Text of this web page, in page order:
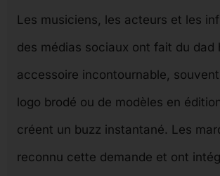
Les musiciens, les acteurs et les
des médias sociaux ont fait du dad
accessoire incontournable,
logo brodé ou de modèles en
créent un buzz instantané. Les
reconnu cette demande et ont